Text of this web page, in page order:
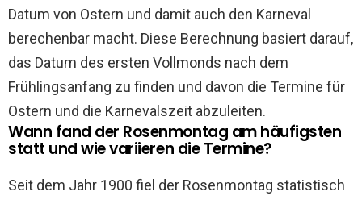
Datum von Ostern und damit auch den Karneval
berechenbar macht. Diese Berechnung basiert darauf,
das Datum des ersten Vollmonds nach dem
Frühlingsanfang zu finden und davon die Termine für
Ostern und die Karnevalszeit abzuleiten.
Wann fand der Rosenmontag am häufigsten
statt und wie variieren die Termine?
Seit dem Jahr 1900 fiel der Rosenmontag statistisch